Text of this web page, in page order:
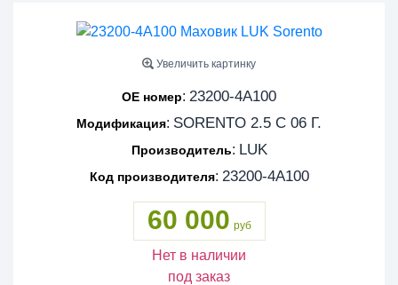
Увеличить картинку
OE номер: 23200-4A100
Модификация: SORENTO 2.5 С 06 Г.
Производитель: LUK
Код производителя: 23200-4A100
60 000 руб
Нет в наличии
под заказ